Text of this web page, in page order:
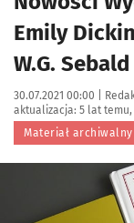
Emily
W.G. Sebald
Data publikacji:
30.07.2021 00:00 | Autor:
aktualizacja: 5 lat temu,
Materiał archiwalny
Kliknij, aby